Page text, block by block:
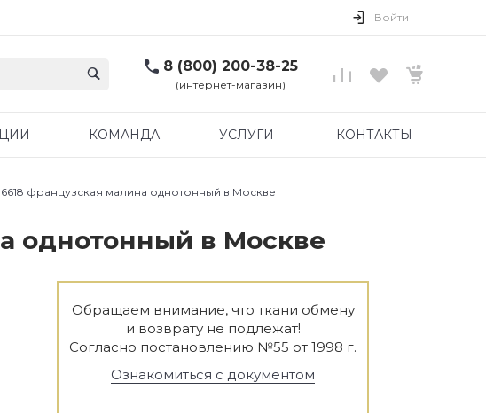
Войти
8 (800) 200-38-25
(интернет-магазин)
КОМАНДА УСЛУГИ КОНТАКТЫ
французская малина однотонный в Москве
однотонный в Москве
Обращаем внимание, что ткани обмену
и возврату не подлежат!
Согласно постановлению №55 от 1998 г.
Ознакомиться с документом